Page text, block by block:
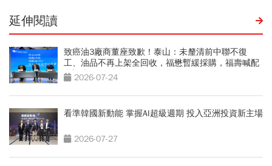
延伸閱讀
致癌油3廠商董座致歉！泰山：未釐清前中聯不復
工、油品不再上架全回收，福懋暫緩採購，福壽喊配
合調查
2026-07-24
看準韓國新動能 掌握AI超級週期 投入亞洲投資新主場
2026-07-27